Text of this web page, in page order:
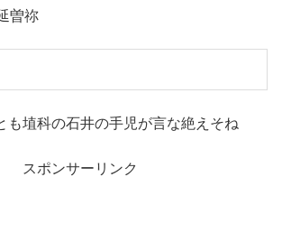
曽祢
も埴科の石井の手児が言な絶えそね
スポンサーリンク